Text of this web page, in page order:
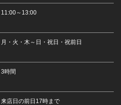
11:00～13:00
月・火・木～日・祝日・祝前日
3時間
来店日の前日17時まで
報をシェアする
山海料理 仁志乃
をコピー